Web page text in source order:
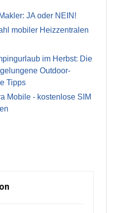
JA oder NEIN!
mobiler Heizzentralen
im Herbst: Die
Outdoor-
Tipps
Mobile - kostenlose SIM